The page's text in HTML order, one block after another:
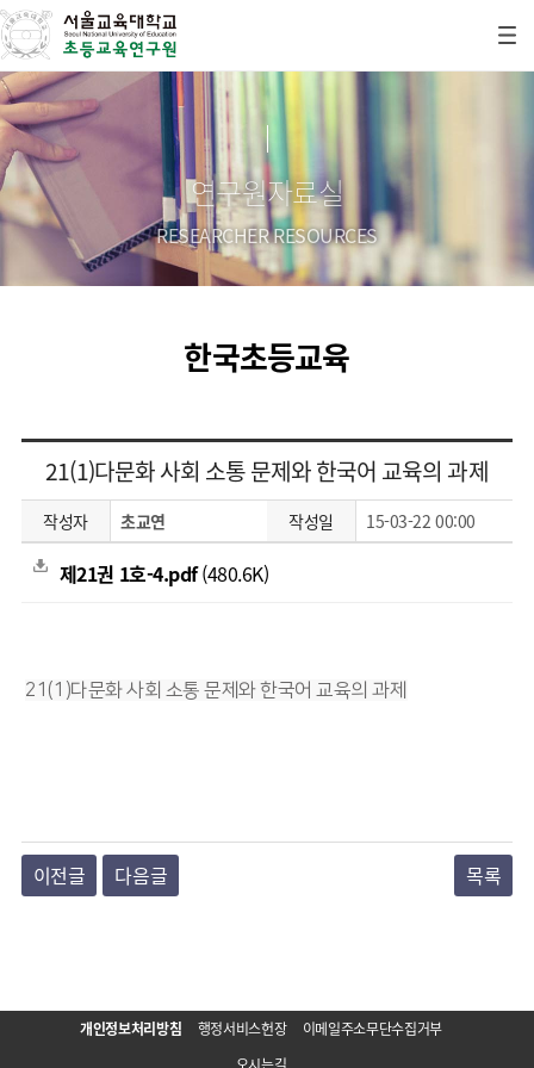
연구원자료실
RESEARCHER RESOURCES
한국초등교육
21(1)다문화 사회 소통 문제와 한국어 교육의 과제
작성자 초교연 작성일 15-03-22 00:00
제21권 1호-4.pdf(480.6K)
21(1)다문화 사회 소통 문제와 한국어 교육의 과제
이전글 다음글 목록
개인정보처리방침 행정서비스헌장
이메일주소무단수집거부